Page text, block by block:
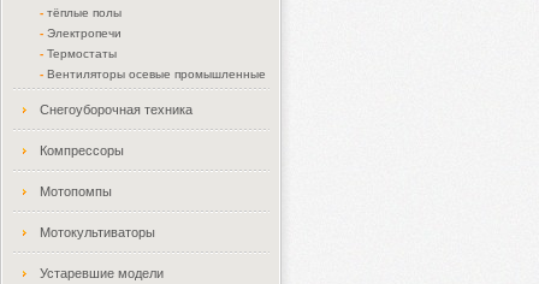
- тёплые полы
- Электропечи
- Термостаты
- Вентиляторы осевые промышленные
Снегоуборочная техника
Компрессоры
Мотопомпы
Мотокультиваторы
Устаревшие модели